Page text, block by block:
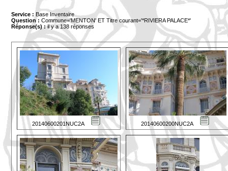
Service : Base Inventaire
Question : Commune='MENTON' ET Titre courant='*RIVIERA PALACE*'
Réponse(s) :il y a 138 réponses
20140600201NUC2A 20140600200NUC2A